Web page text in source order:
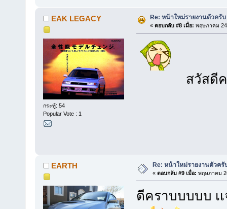
EAK LEGACY
กระทู้: 54
Popular Vote : 1
Re: หน้าใหม่รายงานตัวครับ
« ตอบกลับ #8 เมื่อ: พฤษภาคม
สวัสดีครั
EARTH Re: หน้าใหม่รายงานตัวครั
« ตอบกลับ #9 เมื่อ: พฤษภาคม
ดีคราบบบบบ เ